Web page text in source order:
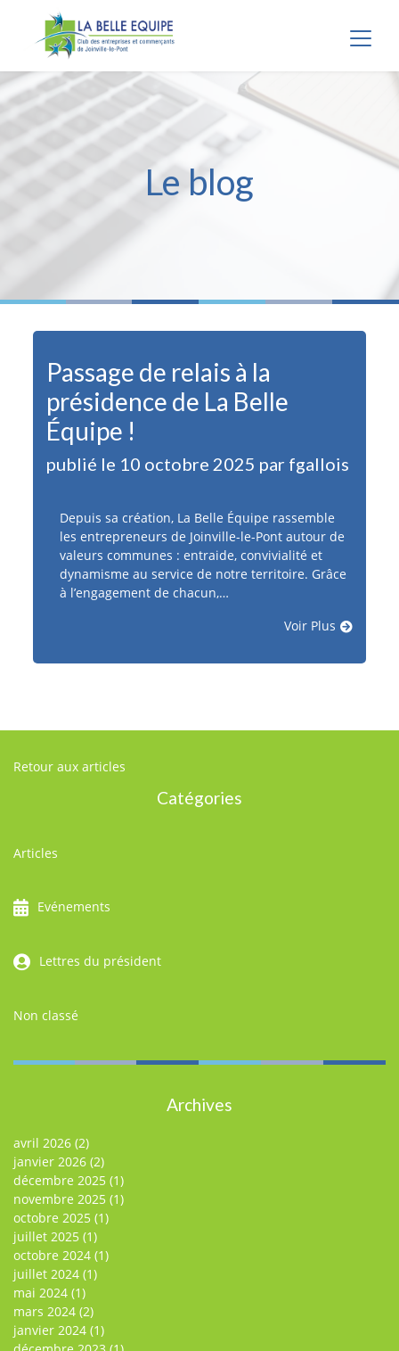
Le blog
Passage de relais à la
présidence de La Belle
Équipe !
publié le 10 octobre 2025 par fgallois
Depuis sa création, La Belle Équipe rassemble
les entrepreneurs de Joinville-le-Pont autour de
valeurs communes : entraide, convivialité et
dynamisme au service de notre territoire. Grâce
à l’engagement de chacun,…
Voir Plus
Retour aux articles
Catégories
Articles
Evénements
Lettres du président
Non classé
Archives
avril 2026 (2)
janvier 2026 (2)
décembre 2025 (1)
novembre 2025 (1)
octobre 2025 (1)
juillet 2025 (1)
octobre 2024 (1)
juillet 2024 (1)
mai 2024 (1)
mars 2024 (2)
janvier 2024 (1)
Panneau de gestion des cookies